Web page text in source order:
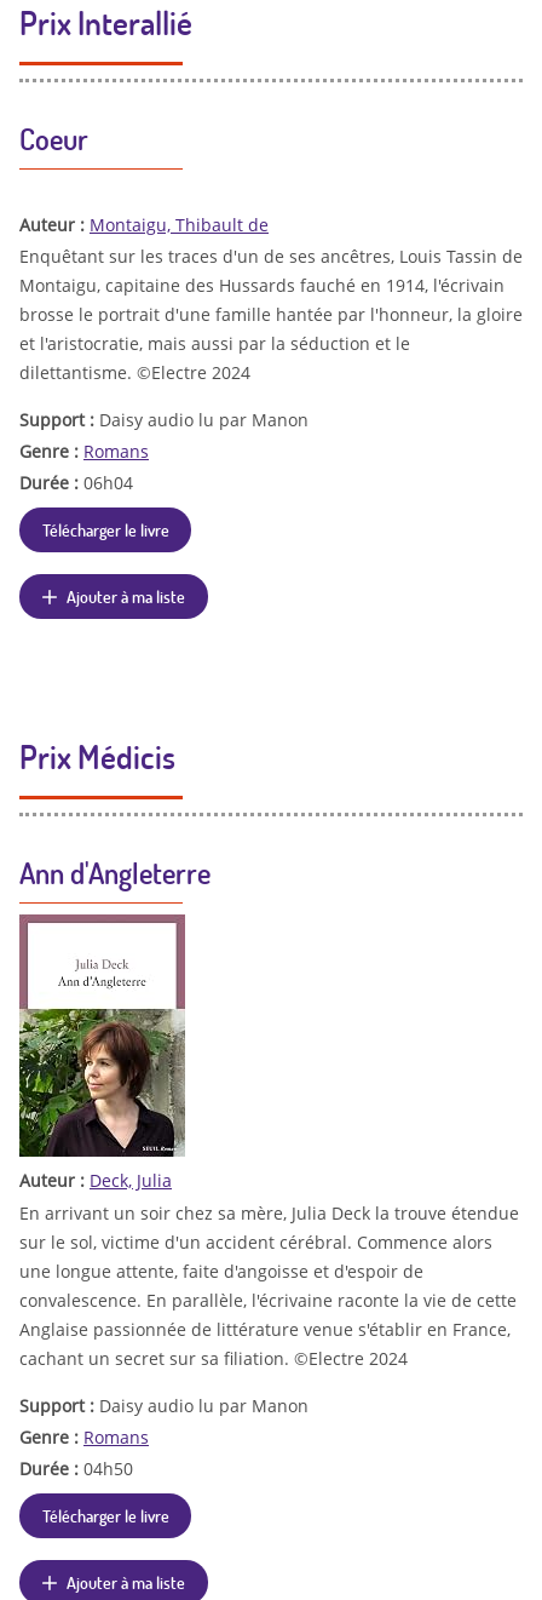
Prix Interallié
Coeur
Auteur : Montaigu, Thibault de
Enquêtant sur les traces d'un de ses ancêtres, Louis Tassin de
Montaigu, capitaine des Hussards fauché en 1914, l'écrivain
brosse le portrait d'une famille hantée par l'honneur, la gloire
et l'aristocratie, mais aussi par la séduction et le
dilettantisme. ©Electre 2024
Support : Daisy audio lu par Manon
Genre : Romans
Durée : 06h04
Télécharger le livre
Ajouter à ma liste
Prix Médicis
Ann d'Angleterre
Auteur : Deck, Julia
En arrivant un soir chez sa mère, Julia Deck la trouve étendue
sur le sol, victime d'un accident cérébral. Commence alors
une longue attente, faite d'angoisse et d'espoir de
convalescence. En parallèle, l'écrivaine raconte la vie de cette
Anglaise passionnée de littérature venue s'établir en France,
cachant un secret sur sa filiation. ©Electre 2024
Support : Daisy audio lu par Manon
Genre : Romans
Durée : 04h50
Télécharger le livre
Ajouter à ma liste